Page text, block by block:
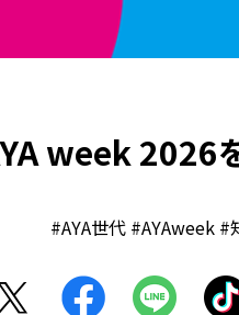
week 2026
#AYA世代 #AYAweek #